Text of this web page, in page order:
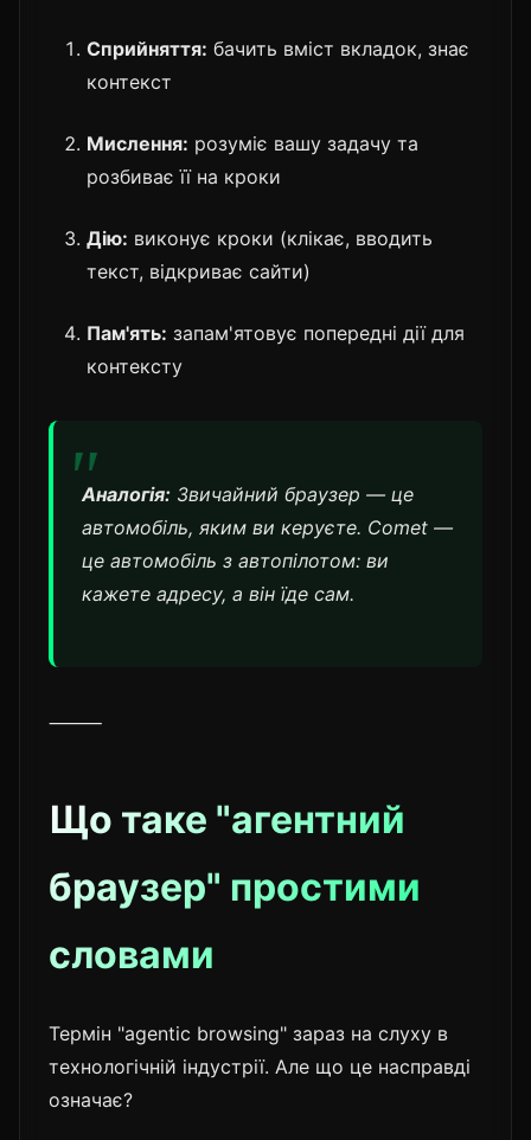
Сприйняття: бачить вміст вкладок, знає
контекст
Мислення: розуміє вашу задачу та
розбиває її на кроки
Дію: виконує кроки (клікає, вводить
текст, відкриває сайти)
Пам'ять: запам'ятовує попередні дії для
контексту
Аналогія: Звичайний браузер — це
автомобіль, яким ви керуєте. Comet —
це автомобіль з автопілотом: ви
кажете адресу, а він їде сам.
⸻
Що таке "агентний
браузер" простими
словами
Термін "agentic browsing" зараз на слуху в
технологічній індустрії. Але що це насправді
означає?